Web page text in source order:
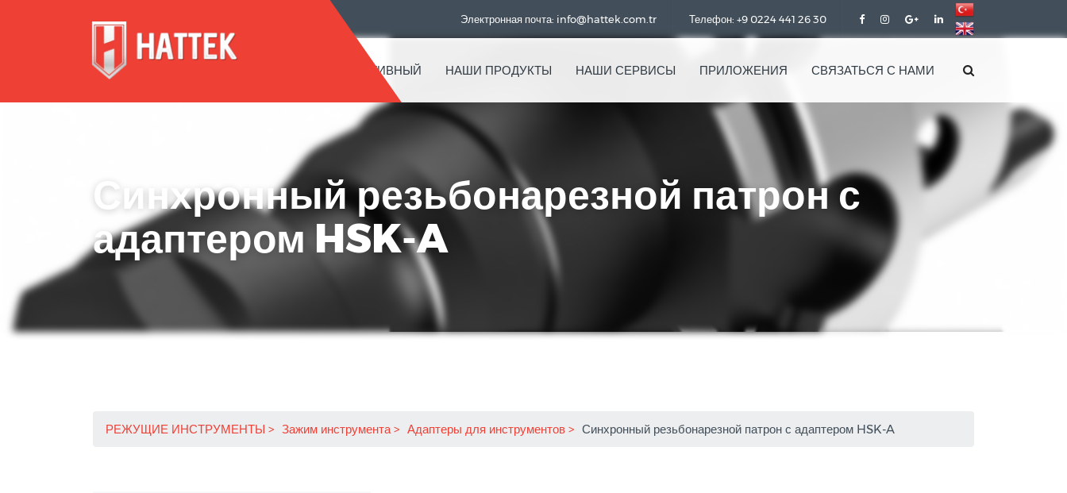
Электронная почта: info@hattek.com.tr Телефон: +9 0224 441 26 30
Синхронный резьбонарезной патрон с
адаптером HSK-A
КОРПОРАТИВНЫЙ НАШИ ПРОДУКТЫ НАШИ СЕРВИСЫ ПРИЛОЖЕНИЯ СВЯЗАТЬСЯ С НАМИ
РЕЖУЩИЕ ИНСТРУМЕНТЫ Зажим инструмента Адаптеры для инструментов Синхронный резьбонарезной патрон с адаптером HSK-A